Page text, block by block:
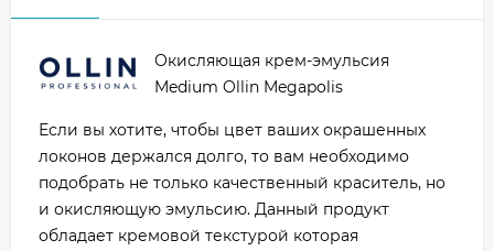
Окисляющая крем-эмульсия
Medium Ollin Megapolis
Если вы хотите, чтобы цвет ваших окрашенных
локонов держался долго, то вам необходимо
подобрать не только качественный краситель, но
и окисляющую эмульсию. Данный продукт
обладает кремовой текстурой которая